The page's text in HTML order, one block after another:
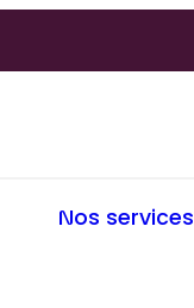
Nos services